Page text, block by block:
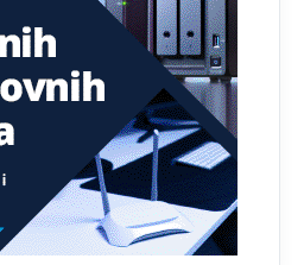
11:34
od 65 godina uopšte ne
računarima
11:45
dosadašnjeg znaka "X"
mora u potpunosti
je isključivo zbog tehničkih